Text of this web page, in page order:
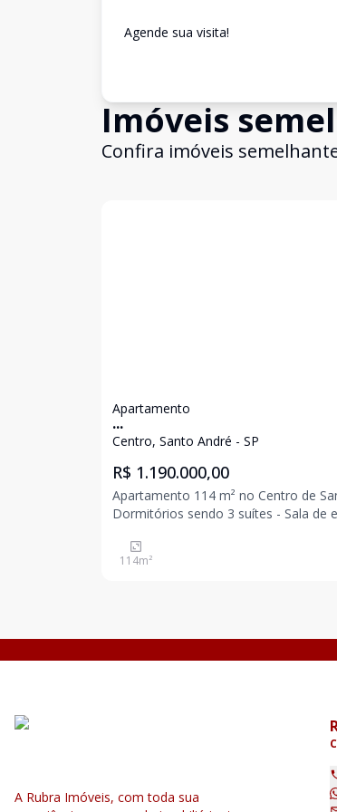
Agende sua visita!
Imóveis
Confira imóveis
Apartamento
...
Centro, Santo André - SP
R$ 1.190.000,00
Apartamento 114 m² no Centro de
Dormitórios sendo 3 suítes - Sala de
Cozinha e área de serviço. - 2 vagas indianas
determinadas; Envidraçamento
114m²
A Rubra Imóveis, com toda sua